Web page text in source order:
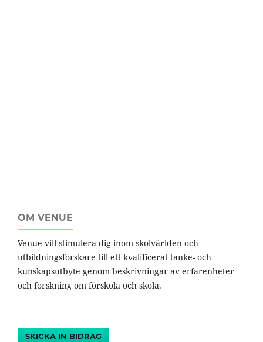
OM VENUE
Venue vill stimulera dig inom skolvärlden och
utbildningsforskare till ett kvalificerat tanke- och
kunskapsutbyte genom beskrivningar av erfarenheter
och forskning om förskola och skola.
SKICKA IN BIDRAG